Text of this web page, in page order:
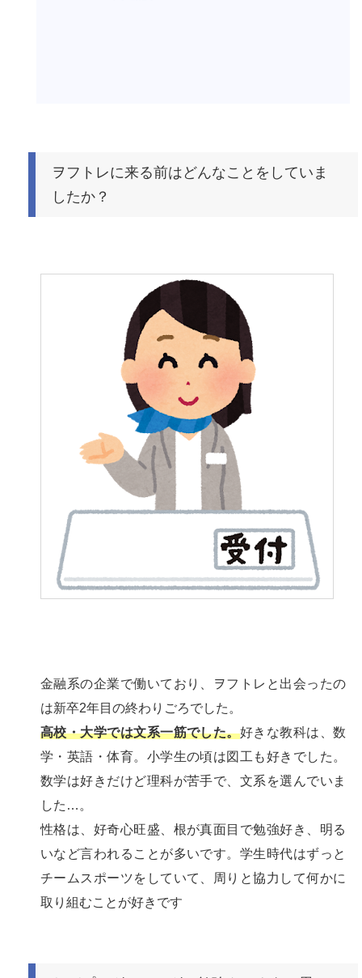
ヲフトレに来る前はどんなことをしていま
したか？
金融系の企業で働いており、ヲフトレと出会ったの
は新卒2年目の終わりごろでした。
高校・大学では文系一筋でした。好きな教科は、数
学・英語・体育。小学生の頃は図工も好きでした。
数学は好きだけど理科が苦手で、文系を選んでいま
した…。
性格は、好奇心旺盛、根が真面目で勉強好き、明る
いなど言われることが多いです。学生時代はずっと
チームスポーツをしていて、周りと協力して何かに
取り組むことが好きです